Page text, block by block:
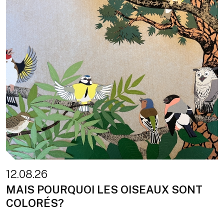
12.08.26
MAIS POURQUOI LES OISEAUX SONT
COLORÉS?